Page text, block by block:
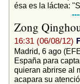
ésa es la láctea:
Zong
16:31 (06/08/12)
Madrid, 6 ago
España para
quieran abrirse al
acapara su